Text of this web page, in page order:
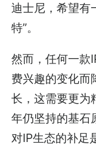
迪士尼，希望有
特”。
然而，任何一款
费兴趣的变化而
长，这需要更
年仍坚持的基石
对IP生态的补足